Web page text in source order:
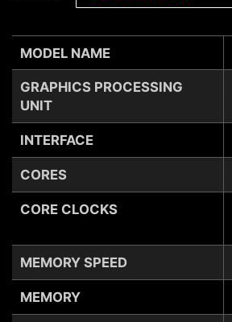
MODEL NAME
GRAPHICS PROCESSING
UNIT
INTERFACE
CORES
CORE CLOCKS
MEMORY SPEED
MEMORY